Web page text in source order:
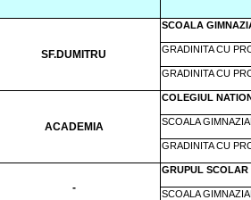
SF.DUMITRU
SCOALA
GRADINITA CU
GRADINITA CU
ACADEMIA
COLEGIUL
SCOALA
GRADINITA CU
-
GRUPUL
SCOALA